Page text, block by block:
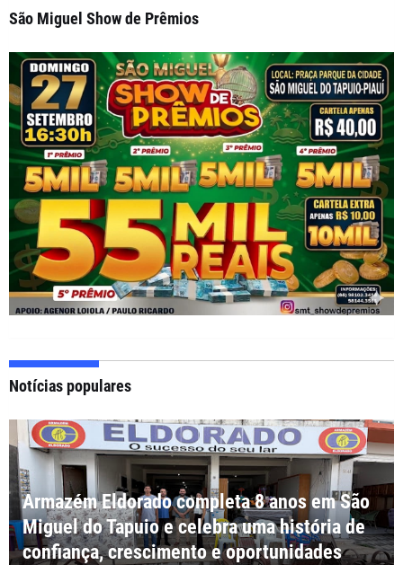
São Miguel Show de Prêmios
Notícias populares
Armazém Eldorado completa 8 anos em São
Miguel do Tapuio e celebra uma história de
confiança, crescimento e oportunidades